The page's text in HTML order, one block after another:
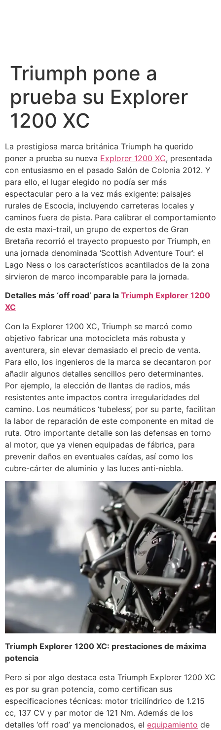
Triumph pone a
prueba su Explorer
1200 XC
La prestigiosa marca británica Triumph ha querido
poner a prueba su nueva Explorer 1200 XC, presentada
con entusiasmo en el pasado Salón de Colonia 2012. Y
para ello, el lugar elegido no podía ser más
espectacular pero a la vez más exigente: paisajes
rurales de Escocia, incluyendo carreteras locales y
caminos fuera de pista. Para calibrar el comportamiento
de esta maxi-trail, un grupo de expertos de Gran
Bretaña recorrió el trayecto propuesto por Triumph, en
una jornada denominada ‘Scottish Adventure Tour’: el
Lago Ness o los característicos acantilados de la zona
sirvieron de marco incomparable para la jornada.
Detalles más ‘off road’ para la Triumph Explorer 1200
XC
Con la Explorer 1200 XC, Triumph se marcó como
objetivo fabricar una motocicleta más robusta y
aventurera, sin elevar demasiado el precio de venta.
Para ello, los ingenieros de la marca se decantaron por
añadir algunos detalles sencillos pero determinantes.
Por ejemplo, la elección de llantas de radios, más
resistentes ante impactos contra irregularidades del
camino. Los neumáticos ‘tubeless’, por su parte, facilitan
la labor de reparación de este componente en mitad de
ruta. Otro importante detalle son las defensas en torno
al motor, que ya vienen equipadas de fábrica, para
prevenir daños en eventuales caídas, así como los
cubre-cárter de aluminio y las luces anti-niebla.
Triumph Explorer 1200 XC: prestaciones de máxima
potencia
Pero si por algo destaca esta Triumph Explorer 1200 XC
es por su gran potencia, como certifican sus
especificaciones técnicas: motor tricilíndrico de 1.215
cc, 137 CV y par motor de 121 Nm. Además de los
detalles ‘off road’ ya mencionados, el equipamiento de